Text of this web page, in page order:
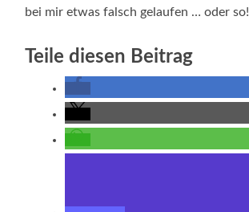
bei mir etwas falsch gelaufen … oder so!
Teile diesen Beitrag